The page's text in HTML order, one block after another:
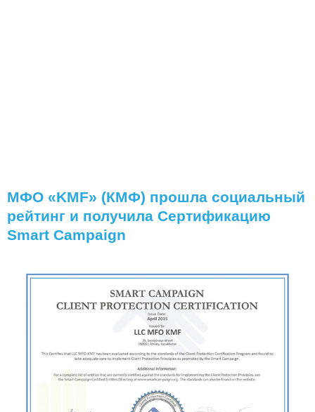
МФО «KMF» (КМФ) прошла социальный
рейтинг и получила Сертификацию
Smart Campaign